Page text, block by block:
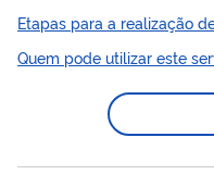
importações. As medidas de salvaguardas podem ser
aplicadas em decorrência
por meio das quais são
importações do produto
ameaça de prejuízo
determinação positiva a
Etapas para a realização
Quem pode utilizar este